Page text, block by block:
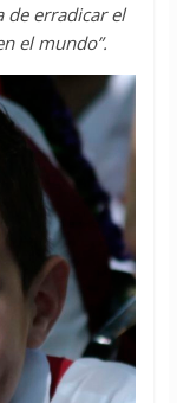
de erradicar el
el mundo”.